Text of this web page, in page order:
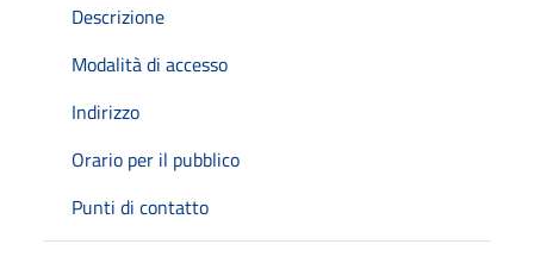
Descrizione
Modalità di accesso
Indirizzo
Orario per il pubblico
Punti di contatto